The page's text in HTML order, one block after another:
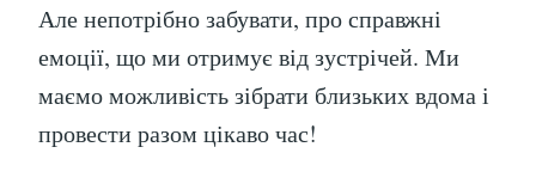
Але непотрібно забувати, про справжні
емоції, що ми отримує від зустрічей. Ми
маємо можливість зібрати близьких вдома і
провести разом цікаво час!